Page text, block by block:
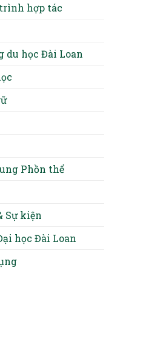
hợp tác
du học Đài Loan
Phồn thể
Sự kiện
học Đài Loan